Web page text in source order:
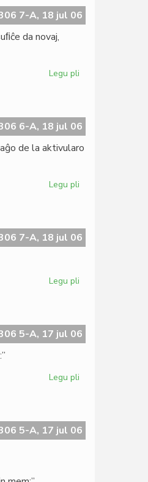
kaj
esperanto
7-A, 18 jul 06
da novaj,
Legu pli
en
Sennacieca
Asocio
6-A, 18 jul 06
de la aktivularo
Legu pli
kaj
esperanto
7-A, 18 jul 06
Legu pli
en
SAT
5-A, 17 jul 06
Legu pli
la
Manifesto
5-A, 17 jul 06